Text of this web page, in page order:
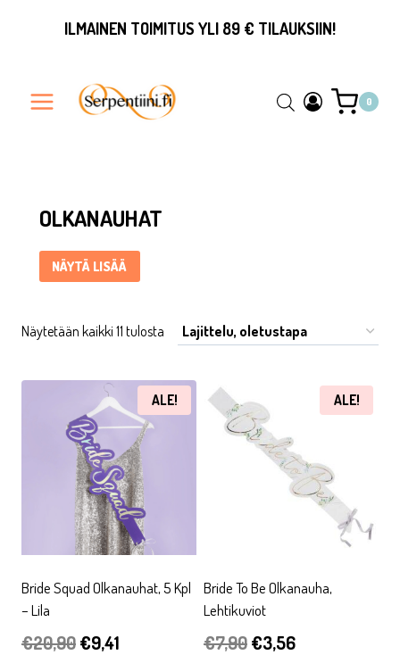
ILMAINEN TOIMITUS YLI 89 € TILAUKSIIN!
0
Olkanauhat ... Content continues. Activate the Näytä lisää
OLKANAUHAT
NÄYTÄ LISÄÄ
Näytetään kaikki 11 tulosta
ALE!
Bride Squad Olkanauhat, 5 Kpl
– Lila
€20,90Alkuperäinen
€9,41
ALE!
Bride To Be Olkanauha,
Lehtikuviot
€7,90Alkuperäinen
€3,56Nykyinen